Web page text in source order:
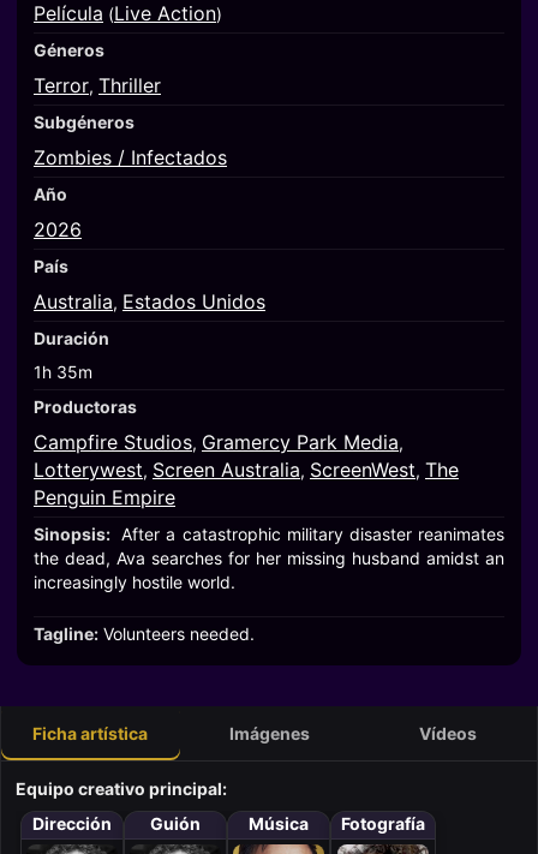
Película (Live Action)
Géneros
Terror, Thriller
Subgéneros
Zombies / Infectados
Año
2026
País
Australia, Estados Unidos
Duración
1h 35m
Productoras
Campfire Studios, Gramercy Park Media,
Lotterywest, Screen Australia, ScreenWest, The
Penguin Empire
Sinopsis: After a catastrophic military disaster reanimates
the dead, Ava searches for her missing husband amidst an
increasingly hostile world.
Tagline: Volunteers needed.
Ficha artística Imágenes Vídeos
Equipo creativo principal:
Dirección
Guión Música Fotografía